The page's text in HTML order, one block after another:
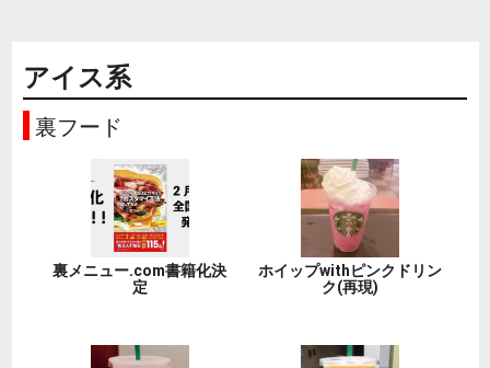
アイス系
裏フード
裏メニュー.com書籍化決
定
ホイップwithピンクドリン
ク(再現)